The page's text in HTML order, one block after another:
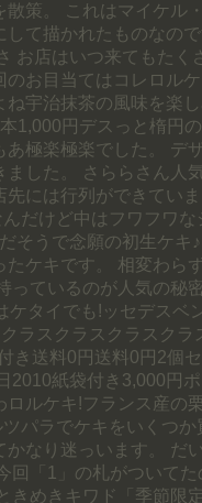
策。 これはマイケル
て描かれたものなの
お店はいつ来てもたく
お目当てはコレロル
宇治抹茶の風味を楽
1,000円デスっと楕円
あ極楽極楽でした。 デ
した。 さららさん人
先には行列ができてい
だけど中はフワフワ
そうで念願の初生ケキ
たケキです。 相変わら
っているのが人気の秘
ケタイでも!ッセデスベ
ラスクラスクラスクラ
き送料0円送料0円2個
2010紙袋付き3,000円
ロルケキ!フランス産の
パラでケキをいくつ
なり迷っいます。 だ
回「1」の札がついて
きめきキワド「季節限